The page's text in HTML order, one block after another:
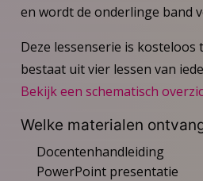
en wordt de onderlinge band
Deze lessenserie is kosteloos
bestaat uit vier lessen van
Bekijk een schematisch
Welke materialen
Docentenhandleiding
PowerPoint presentatie